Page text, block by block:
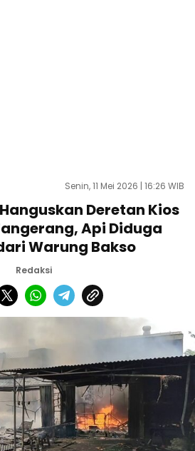
Senin, 11 Mei 2026 | 16:26 WIB
Deretan Kios
Api Diduga
Warung Bakso
Redaksi